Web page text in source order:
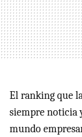
El ranking que
siempre noticia
mundo